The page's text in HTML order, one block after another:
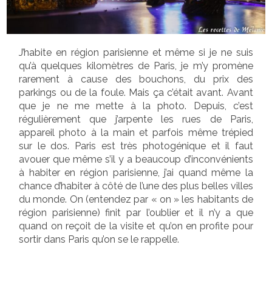
J’habite en région parisienne et même si je ne suis
qu’à quelques kilomètres de Paris, je m’y promène
rarement à cause des bouchons, du prix des
parkings ou de la foule. Mais ça c’était avant. Avant
que je ne me mette à la photo. Depuis, c’est
régulièrement que j’arpente les rues de Paris,
appareil photo à la main et parfois même trépied
sur le dos. Paris est très photogénique et il faut
avouer que même s’il y a beaucoup d’inconvénients
à habiter en région parisienne, j’ai quand même la
chance d’habiter à côté de l’une des plus belles villes
du monde. On (entendez par « on » les habitants de
région parisienne) finit par l’oublier et il n’y a que
quand on reçoit de la visite et qu’on en profite pour
sortir dans Paris qu’on se le rappelle.